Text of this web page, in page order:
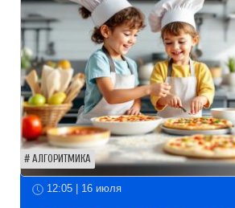
АЛГОРИТМИКА
12:05 | 16 июля